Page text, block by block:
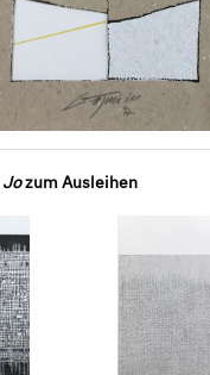
Jozum Ausleihen